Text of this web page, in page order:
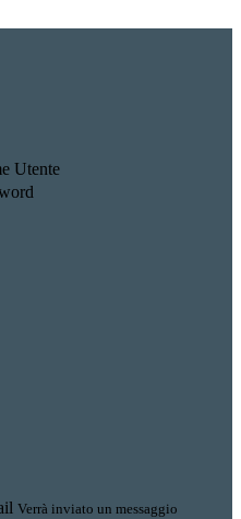
Utente
Verrà inviato un messaggio